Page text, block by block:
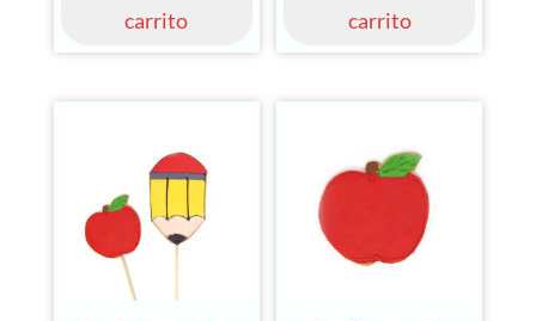
carrito
carrito